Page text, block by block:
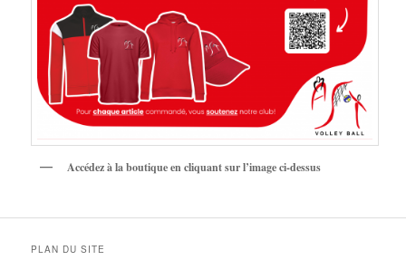
Accédez à la boutique en cliquant sur l’image ci-dessus
PLAN DU SITE